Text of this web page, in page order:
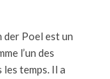
Poel est un
l’un des
temps. Il a